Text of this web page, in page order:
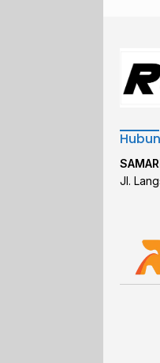
Jl.